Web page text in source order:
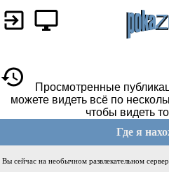
Просмотренные
можете видеть всё по
чтобы видеть
Где я
Вы сейчас на необычном развлекательном